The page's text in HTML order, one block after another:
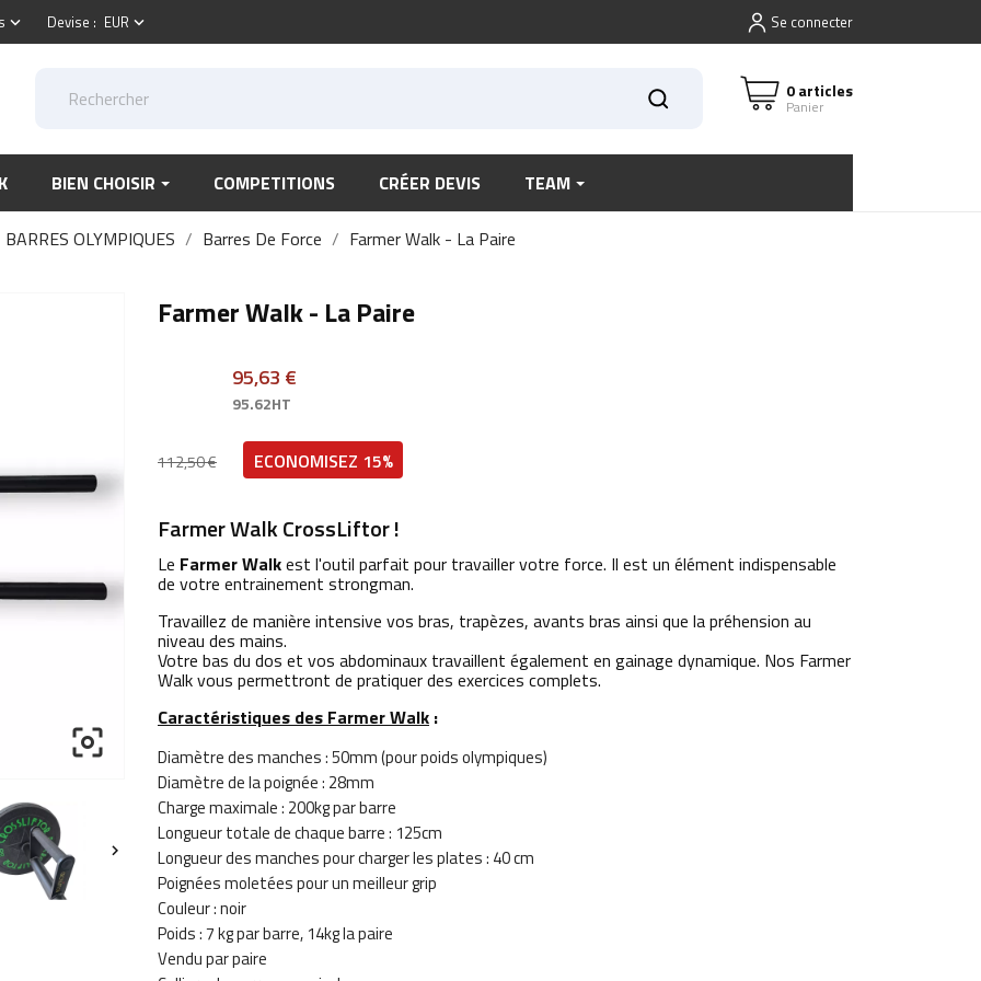
keyboard_arrow_down Devise : EUR keyboard_arrow_down Se connecter
0 articles
Panier
BIEN CHOISIR COMPETITIONS CRÉER DEVIS TEAM
BARRES OLYMPIQUES Barres De Force Farmer Walk - La Paire


Farmer Walk - La Paire
112,50 €
95,63 €
95.62HT
ECONOMISEZ 15%
Farmer Walk CrossLiftor !
Le Farmer Walkest l'outil parfait pour travailler votre force. Il est un élément indispensable
de votre entrainement strongman.
Travaillez de manière intensive vos bras, trapèzes, avants bras ainsi que la préhension au
niveau des mains.
Votre bas du dos et vos abdominaux travaillent également en gainage dynamique. Nos Farmer
Walk vous permettront de pratiquer des exercices complets.
Caractéristiques des Farmer Walk :
Diamètre des manches : 50mm (pour poids olympiques)
Diamètre de la poignée : 28mm
Charge maximale : 200kg par barre
Longueur totale de chaque barre : 125cm
Longueur des manches pour charger les plates : 40 cm
Poignées moletées pour un meilleur grip
Couleur : noir
Poids : 7 kg par barre, 14kg la paire
Vendu par paire